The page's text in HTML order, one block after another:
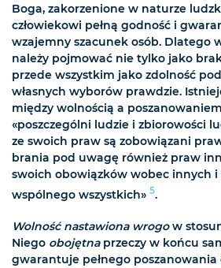
Boga, zakorzenione w naturze
człowiekowi pełną godność i
wzajemny szacunek osób. Dlatego
należy pojmować nie tylko jako
przede wszystkim jako zdolność
własnych wyborów prawdzie.
między wolnością a
«poszczególni ludzie i zbiorowości
ze swoich praw są zobowiązani
brania pod uwagę również praw
swoich obowiązków wobec innych
wspólnego wszystkich» 5.
Wolność nastawiona wrogow
Niego obojętnaprzeczy w końcu
gwarantuje pełnego poszanowania